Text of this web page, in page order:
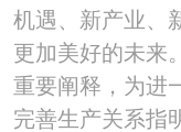
机遇、新产业、
更加美好的未来
重要阐释，为进
完善生产关系指